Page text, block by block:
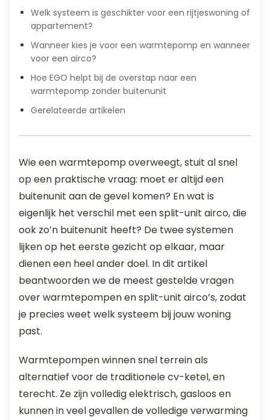
Welk systeem is geschikter voor een rijtjeswoning of
appartement?
Wanneer kies je voor een warmtepomp en wanneer
voor een airco?
Hoe EGO helpt bij de overstap naar een
warmtepomp zonder buitenunit
Gerelateerde artikelen
Wie een warmtepomp overweegt, stuit al snel
op een praktische vraag: moet er altijd een
buitenunit aan de gevel komen? En wat is
eigenlijk het verschil met een split-unit airco, die
ook zo’n buitenunit heeft? De twee systemen
lijken op het eerste gezicht op elkaar, maar
dienen een heel ander doel. In dit artikel
beantwoorden we de meest gestelde vragen
over warmtepompen en split-unit airco’s, zodat
je precies weet welk systeem bij jouw woning
past.
Warmtepompen winnen snel terrein als
alternatief voor de traditionele cv-ketel, en
terecht. Ze zijn volledig elektrisch, gasloos en
kunnen in veel gevallen de volledige verwarming